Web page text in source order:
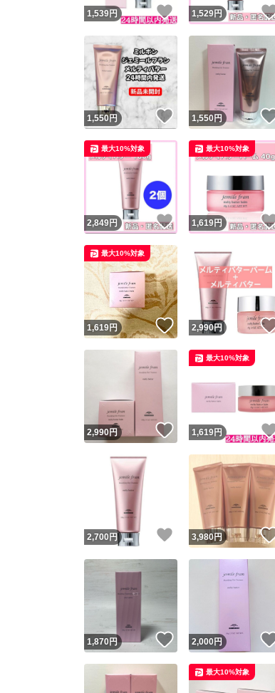
1,539円 いいね！
1,529円
1,550円 いいね！
1,550円
2,849円 いいね！
最大10%対象
1,619円
最大10%対象
1,619円 いいね！
最大10%対象
2,990円
2,990円 いいね！
1,619円
最大10%対象
2,700 円 いいね！
3,980円
1,870円 いいね！
2,000円
最大10%対象